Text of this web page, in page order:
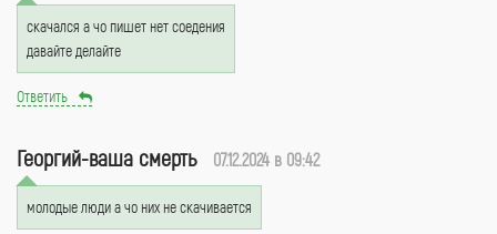
скачался а чо пишет нет соедения
давайте делайте
Ответить
Георгий-ваша смерть 07.12.2024 в 09:42
молодые люди а чо них не скачивается